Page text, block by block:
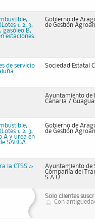
1, 2, 3,
gasóleo B,
estaciones
Gobierno de
de Gestión
de servicio
Sociedad Estatal
Ayuntamiento de
Canaria /
1, 2, 3,
A y urea en
SARGA
Gobierno de
de Gestión
la CTSS 4:
Ayuntamiento de
Compañía del
S.A.U.
Solo clientes
Con